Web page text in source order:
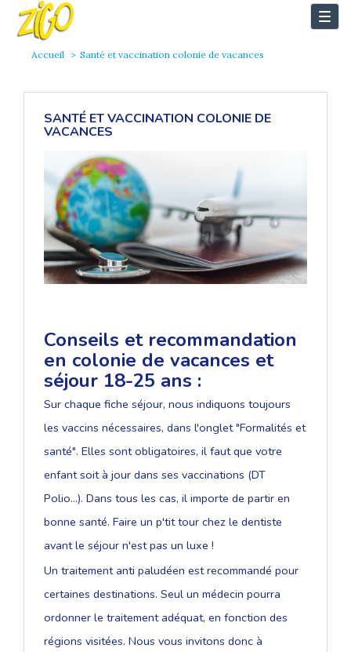
Accueil Santé et vaccination colonie de vacances
SANTÉ ET VACCINATION COLONIE DE
VACANCES
Conseils et recommandation
en colonie de vacances et
séjour 18-25 ans :
Sur chaque fiche séjour, nous indiquons toujours
les vaccins nécessaires, dans l'onglet "Formalités et
santé". Elles sont obligatoires, il faut que votre
enfant soit à jour dans ses vaccinations (DT
Polio...). Dans tous les cas, il importe de partir en
bonne santé. Faire un p'tit tour chez le dentiste
avant le séjour n'est pas un luxe !
Un traitement anti paludéen est recommandé pour
certaines destinations. Seul un médecin pourra
ordonner le traitement adéquat, en fonction des
régions visitées. Nous vous invitons donc à